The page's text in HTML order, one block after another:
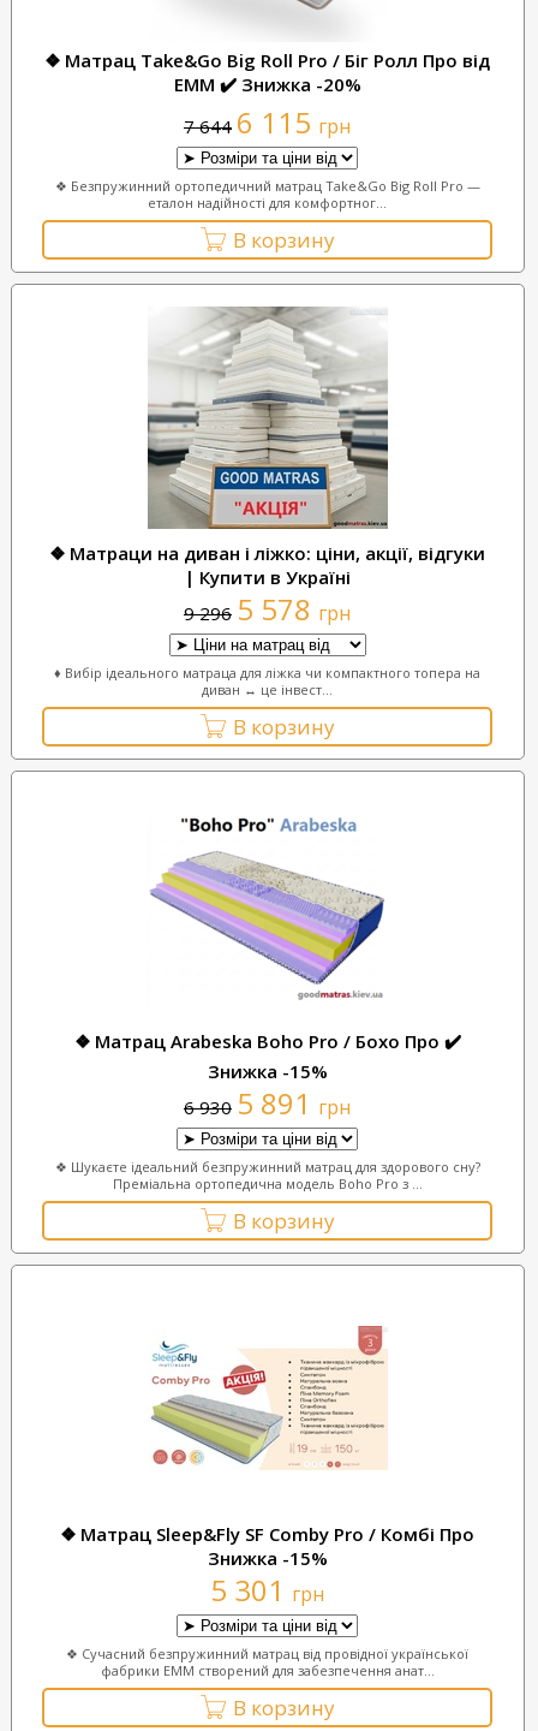
❖ Матрац Take&Go Big Roll Pro / Біг Ролл Про від
ЕММ ✔️ Знижка -20%
7 644 6 115 грн
❖ Безпружинний ортопедичний матрац Take&Go Big Roll Pro —
еталон надійності для комфортног...
В корзину
❖ Матраци на диван і ліжко: ціни, акції, відгуки
| Купити в Україні
9 296 5 578 грн
♦ Вибір ідеального матраца для ліжка чи компактного топера на
диван ↔ це інвест...
В корзину
❖ Матрац Arabeska Boho Pro / Бохо Про ✔️
Знижка -15%
6 930 5 891 грн
❖ Шукаєте ідеальний безпружинний матрац для здорового сну?
Преміальна ортопедична модель Boho Pro з ...
В корзину
❖ Матрац Sleep&Fly SF Comby Pro / Комбі Про
Знижка -15%
5 301 грн
❖ Сучасний безпружинний матрац від провідної української
фабрики ЕММ створений для забезпечення анат...
В корзину